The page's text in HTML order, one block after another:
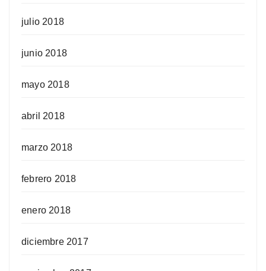
julio 2018
junio 2018
mayo 2018
abril 2018
marzo 2018
febrero 2018
enero 2018
diciembre 2017